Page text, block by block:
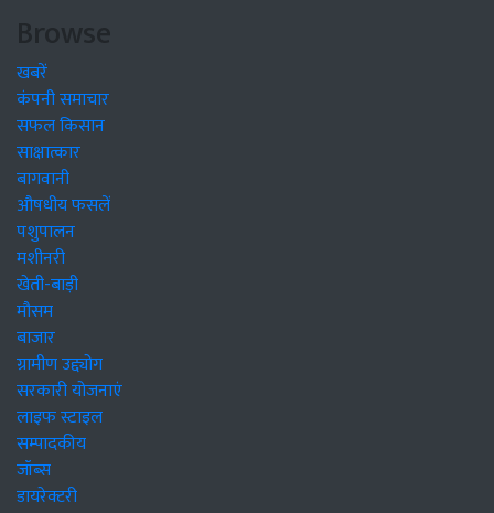
Browse
खबरें
कंपनी समाचार
सफल किसान
साक्षात्कार
बागवानी
औषधीय फसलें
पशुपालन
मशीनरी
खेती-बाड़ी
मौसम
बाजार
ग्रामीण उद्द्योग
सरकारी योजनाएं
लाइफ स्टाइल
सम्पादकीय
जॉब्स
डायरेक्टरी